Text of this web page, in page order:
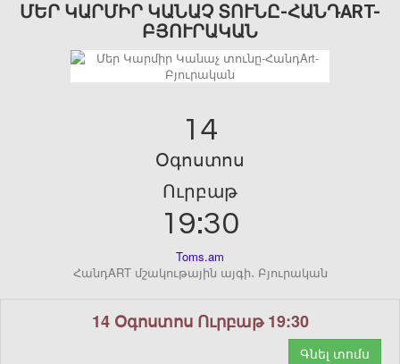
ՄԵՐ ԿԱՐՄԻՐ ԿԱՆԱՉ ՏՈՒՆԸ-ՀԱՆԴART-
ԲՅՈՒՐԱԿԱՆ
14
Օգոստոս
Ուրբաթ
19:30
Toms.am
ՀանդART մշակութային այգի․ Բյուրական
14 Օգոստոս Ուրբաթ 19:30
Գնել տոմս